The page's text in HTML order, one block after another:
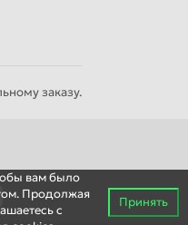
заказу.
вам было
Продолжая
c
Принять